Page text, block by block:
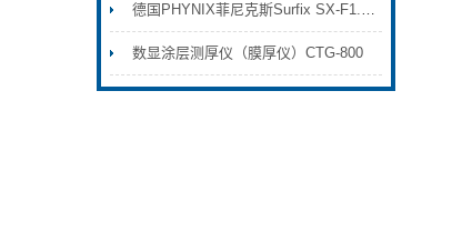
德国PHYNIX菲尼克斯Surfix SX-F1.5A螺纹钢等防腐涂层厚度测量方案
数显涂层测厚仪（膜厚仪）CTG-800